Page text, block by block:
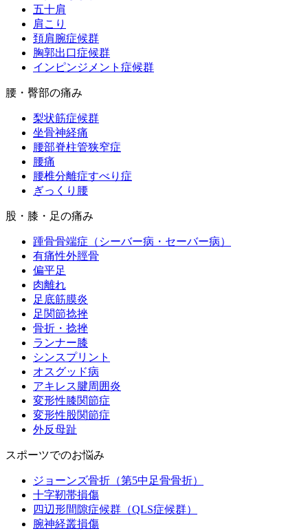
五十肩
肩こり
頚肩腕症候群
胸郭出口症候群
インピンジメント症候群
腰・臀部の痛み
梨状筋症候群
坐骨神経痛
腰部脊柱管狭窄症
腰痛
腰椎分離症すべり症
ぎっくり腰
股・膝・足の痛み
踵骨骨端症（シーバー病・セーバー病）
有痛性外脛骨
偏平足
肉離れ
足底筋膜炎
足関節捻挫
骨折・捻挫
ランナー膝
シンスプリント
オスグッド病
アキレス腱周囲炎
変形性膝関節症
変形性股関節症
外反母趾
スポーツでのお悩み
ジョーンズ骨折（第5中足骨骨折）
十字靭帯損傷
四辺形間隙症候群（QLS症候群）
腕神経叢損傷